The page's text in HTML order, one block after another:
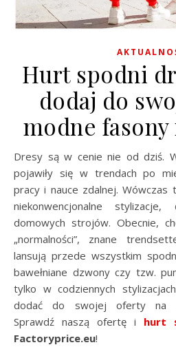
Hurt spodni
dodaj do
modne fasony
Dresy są w cenie nie od dziś.
pojawiły się w trendach po
pracy i nauce zdalnej. Wówczas
niekonwencjonalne
domowych strojów. Obecnie,
„normalności”, znane
lansują przede wszystkim
bawełniane dzwony czy tzw.
tylko w codziennych
dodać do swojej oferty na
Sprawdź naszą ofertę i hurt
Factoryprice.eu!